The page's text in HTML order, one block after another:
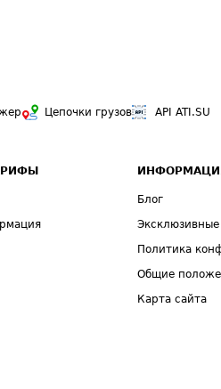
Цепочки грузов API ATI.SU
Блог
Политика
Общие
Карта сайта